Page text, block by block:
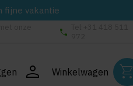
fijne vakantie
phone
person Winkelwagen shopping_cart